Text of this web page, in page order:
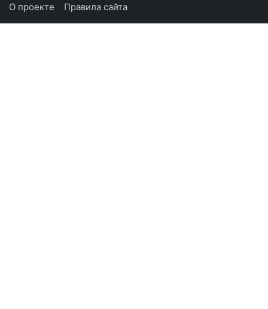
О проекте Правила сайта